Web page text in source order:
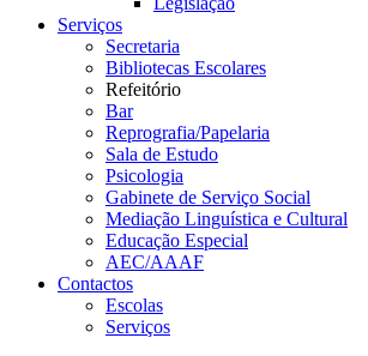
Serviços
Secretaria
Bibliotecas Escolares
Refeitório
Bar
Reprografia/Papelaria
Sala de Estudo
Psicologia
Gabinete de Serviço Social
Mediação Linguística e Cultural
Educação Especial
AEC/AAAF
Contactos
Escolas
Serviços